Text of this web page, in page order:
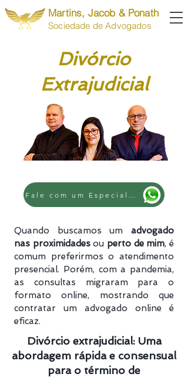
Martins, Jacob & Ponath
Sociedade de Advogados
Divórcio
Extrajudicial
Quando buscamos um advogado
nas proximidadesou perto de mim, é
comum preferirmos o atendimento
presencial. Porém, com a pandemia,
as consultas migraram para o
formato online, mostrando que
contratar um advogado online é
eficaz.
Divórcio extrajudicial: Uma
abordagem rápida e consensual
para o término de